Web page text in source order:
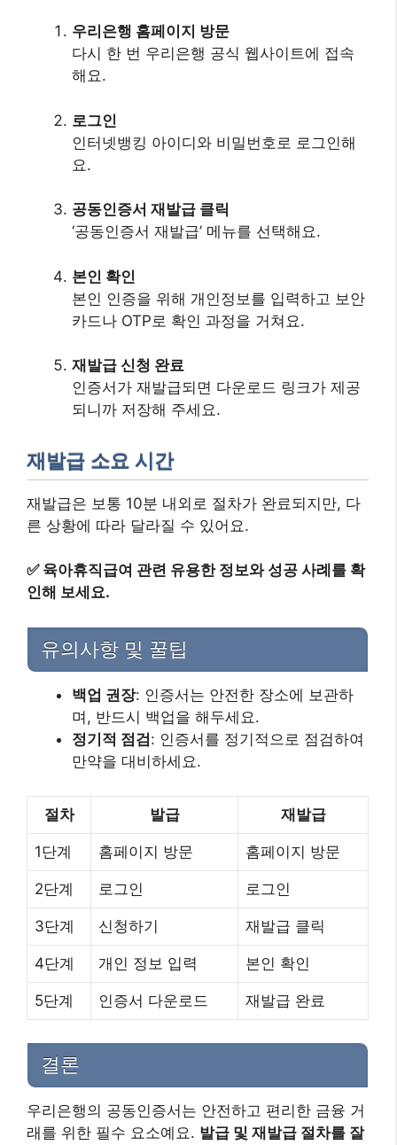
우리은행 홈페이지 방문
다시 한 번 우리은행 공식 웹사이트에 접속
해요.
로그인
인터넷뱅킹 아이디와 비밀번호로 로그인해
요.
공동인증서 재발급 클릭
‘공동인증서 재발급’ 메뉴를 선택해요.
본인 확인
본인 인증을 위해 개인정보를 입력하고 보안
카드나 OTP로 확인 과정을 거쳐요.
재발급 신청 완료
인증서가 재발급되면 다운로드 링크가 제공
되니까 저장해 주세요.
재발급 소요 시간
재발급은 보통 10분 내외로 절차가 완료되지만, 다
른 상황에 따라 달라질 수 있어요.
✅ 육아휴직급여 관련 유용한 정보와 성공 사례를 확
인해 보세요.
유의사항 및 꿀팁
백업 권장: 인증서는 안전한 장소에 보관하
며, 반드시 백업을 해두세요.
정기적 점검 : 인증서를 정기적으로 점검하여
만약을 대비하세요.
절차 발급 재발급
1단계 홈페이지 방문 홈페이지 방문
2단계 로그인 로그인
3단계 신청하기 재발급 클릭
4단계 개인 정보 입력 본인 확인
5단계 인증서 다운로드 재발급 완료
결론
우리은행의 공동인증서는 안전하고 편리한 금융 거
래를 위한 필수 요소예요. 발급 및 재발급 절차를 잘